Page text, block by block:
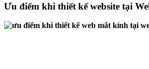
Ưu điểm khi thiết kế website tại